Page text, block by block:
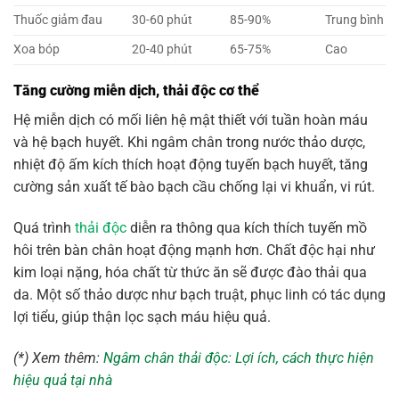
Thuốc giảm đau 30-60 phút 85-90%
Trung bình
Xoa bóp
20-40 phút 65-75% Cao
Tăng cường miễn dịch, thải độc cơ thể
Hệ miễn dịch có mối liên hệ mật thiết với tuần hoàn máu
và hệ bạch huyết. Khi ngâm chân trong nước thảo dược,
nhiệt độ ấm kích thích hoạt động tuyến bạch huyết, tăng
cường sản xuất tế bào bạch cầu chống lại vi khuẩn, vi rút.
Quá trình thải độc diễn ra thông qua kích thích tuyến mồ
hôi trên bàn chân hoạt động mạnh hơn. Chất độc hại như
kim loại nặng, hóa chất từ thức ăn sẽ được đào thải qua
da. Một số thảo dược như bạch truật, phục linh có tác dụng
lợi tiểu, giúp thận lọc sạch máu hiệu quả.
(*) Xem thêm: Ngâm chân thải độc: Lợi ích, cách thực hiện
hiệu quả tại nhà